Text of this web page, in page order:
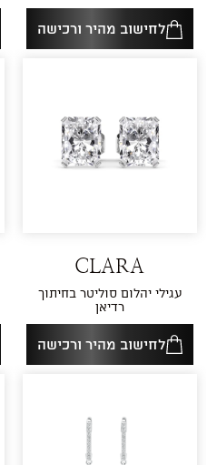
לחישוב מהיר ורכישה
CLARA
עגילי יהלום סוליטר בחיתוך
רדיאן
לחישוב מהיר ורכישה